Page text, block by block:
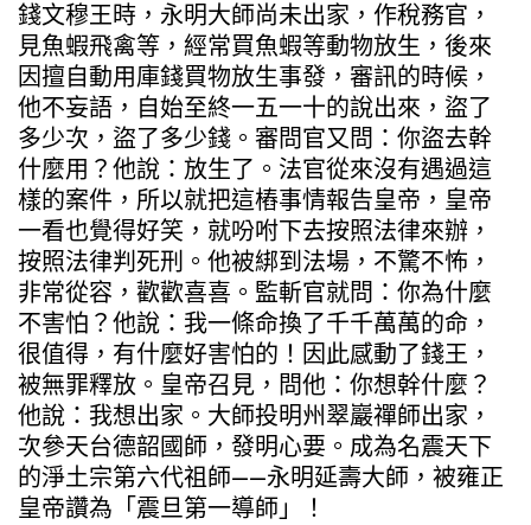
錢文穆王時，永明大師尚未出家，作稅務官，
見魚蝦飛禽等，經常買魚蝦等動物放生，後來
因擅自動用庫錢買物放生事發，審訊的時候，
他不妄語，自始至終一五一十的說出來，盜了
多少次，盜了多少錢。審問官又問：你盜去幹
什麼用？他說：放生了。法官從來沒有遇過這
樣的案件，所以就把這樁事情報告皇帝，皇帝
一看也覺得好笑，就吩咐下去按照法律來辦，
按照法律判死刑。他被綁到法場，不驚不怖，
非常從容，歡歡喜喜。監斬官就問：你為什麼
不害怕？他說：我一條命換了千千萬萬的命，
很值得，有什麼好害怕的！因此感動了錢王，
被無罪釋放。皇帝召見，問他：你想幹什麼？
他說：我想出家。大師投明州翠巖禪師出家，
次參天台德韶國師，發明心要。成為名震天下
的淨土宗第六代祖師——永明延壽大師，被雍正
皇帝讚為「震旦第一導師」！